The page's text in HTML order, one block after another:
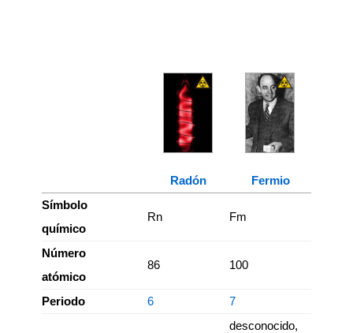
Radón
Fermio
Símbolo
químico
Rn Fm
Número
atómico
86 100
Periodo 6 7
desconocido,